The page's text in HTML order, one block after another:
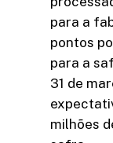
para a
pontos
para a
31 de
milhões